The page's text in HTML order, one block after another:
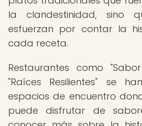
la clandestinidad, sino
esfuerzan por contar la
cada receta.
Restaurantes como
"Raíces Resilientes" se
espacios de encuentro
puede disfrutar de